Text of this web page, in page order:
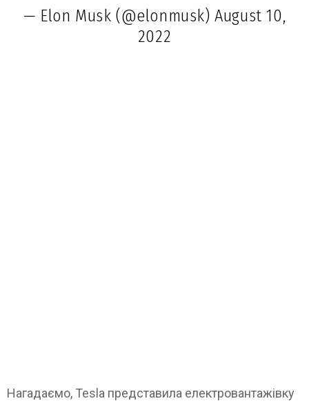
— Elon Musk (@elonmusk)August 10,
2022
Нагадаємо, Tesla представила електровантажівку